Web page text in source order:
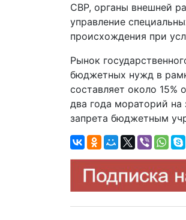
СВР, органы внешней
управление
происхождения при
Рынок
бюджетных нужд в
составляет около 15%
два года мораторий на
запрета бюджетным